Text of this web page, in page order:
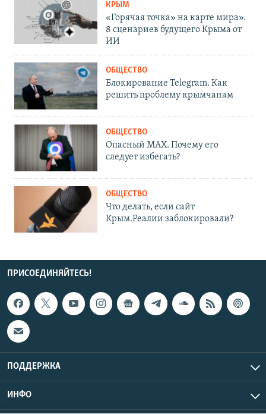
КРЫМ
«Горячая точка» на карте мира».
8 сценариев будущего Крыма от
ИИ
ОБЩЕСТВО
Блокирование Telegram. Как
решить проблему крымчанам
ОБЩЕСТВО
Опасный MAX. Почему его
следует избегать?
ОБЩЕСТВО
Что делать, если сайт
Крым.Реалии заблокировали?
ПРИСОЕДИНЯЙТЕСЬ!
ПОДДЕРЖКА
ИНФО